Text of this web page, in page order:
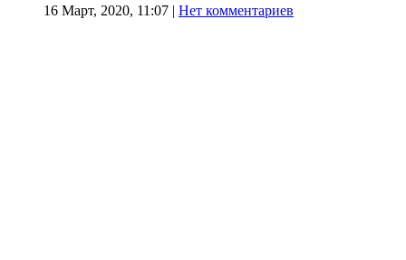
16 Март, 2020, 11:07 | Нет комментариев